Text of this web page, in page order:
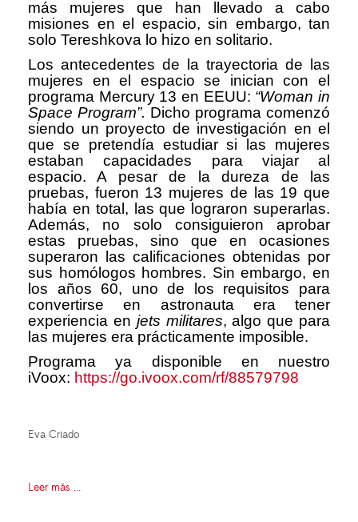
más mujeres que han llevado a cabo
misiones en el espacio, sin embargo, tan
solo Tereshkova lo hizo en solitario.
Los antecedentes de la trayectoria de las
mujeres en el espacio se inician con el
programa Mercury 13 en EEUU: “Woman in
Space Program”. Dicho programa comenzó
siendo un proyecto de investigación en el
que se pretendía estudiar si las mujeres
estaban capacidades para viajar al
espacio. A pesar de la dureza de las
pruebas, fueron 13 mujeres de las 19 que
había en total, las que lograron superarlas.
Además, no solo consiguieron aprobar
estas pruebas, sino que en ocasiones
superaron las calificaciones obtenidas por
sus homólogos hombres. Sin embargo, en
los años 60, uno de los requisitos para
convertirse en astronauta era tener
experiencia en jets militares, algo que para
las mujeres era prácticamente imposible.
Programa ya disponible en nuestro
iVoox: https://go.ivoox.com/rf/88579798
Eva Criado
Leer más ...